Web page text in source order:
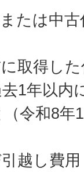
たは中
に取得し
1年以内
令和8年
越し費用